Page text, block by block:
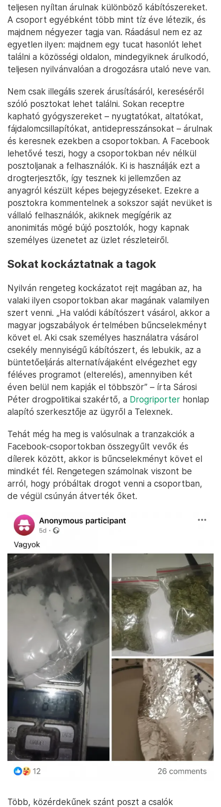
teljesen nyíltan árulnak különböző kábítószereket.
A csoport egyébként több mint tíz éve létezik, és
majdnem négyezer tagja van. Ráadásul nem ez az
egyetlen ilyen: majdnem egy tucat hasonlót lehet
találni a közösségi oldalon, mindegyiknek árulkodó,
teljesen nyilvánvalóan a drogozásra utaló neve van.
Nem csak illegális szerek árusításáról, kereséséről
szóló posztokat lehet találni. Sokan receptre
kapható gyógyszereket – nyugtatókat, altatókat,
fájdalomcsillapítókat, antidepresszánsokat – árulnak
és keresnek ezekben a csoportokban. A Facebook
lehetővé teszi, hogy a csoportokban név nélkül
posztoljanak a felhasználók. Ki is használják ezt a
drogterjesztők, így tesznek ki jellemzően az
anyagról készült képes bejegyzéseket. Ezekre a
posztokra kommentelnek a sokszor saját nevüket is
vállaló felhasználók, akiknek megígérik az
anonimitás mögé bújó posztolók, hogy kapnak
személyes üzenetet az üzlet részleteiről.
Sokat kockáztatnak a tagok
Nyilván rengeteg kockázatot rejt magában az, ha
valaki ilyen csoportokban akar magának valamilyen
szert venni. „Ha valódi kábítószert vásárol, akkor a
magyar jogszabályok értelmében bűncselekményt
követ el. Aki csak személyes használatra vásárol
csekély mennyiségű kábítószert, és lebukik, az a
büntetőeljárás alternatívájaként elvégezhet egy
féléves programot (elterelés), amennyiben két
éven belül nem kapják el többször” – írta Sárosi
Péter drogpolitikai szakértő, a Drogriporter honlap
alapító szerkesztője az ügyről a Telexnek.
Tehát még ha meg is valósulnak a tranzakciók a
Facebook-csoportokban összegyűlt vevők és
dílerek között, akkor is bűncselekményt követ el
mindkét fél. Rengetegen számolnak viszont be
arról, hogy próbáltak drogot venni a csoportban,
de végül csúnyán átverték őket.
Több, közérdekűnek szánt poszt a csalók